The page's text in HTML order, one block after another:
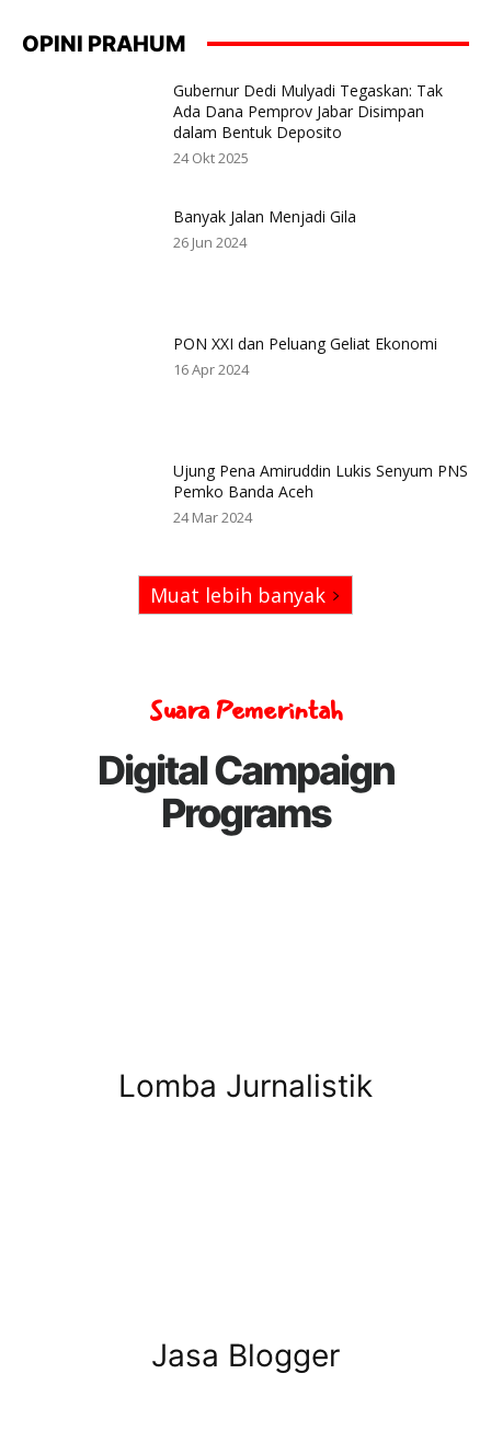
OPINI PRAHUM
Gubernur Dedi Mulyadi Tegaskan: Tak
Ada Dana Pemprov Jabar Disimpan
dalam Bentuk Deposito
24 Okt 2025
Banyak Jalan Menjadi Gila
26 Jun 2024
PON XXI dan Peluang Geliat Ekonomi
16 Apr 2024
Ujung Pena Amiruddin Lukis Senyum PNS
Pemko Banda Aceh
24 Mar 2024
Muat lebih banyak
Suara Pemerintah
Digital Campaign
Programs
Lomba Jurnalistik
Jasa Blogger